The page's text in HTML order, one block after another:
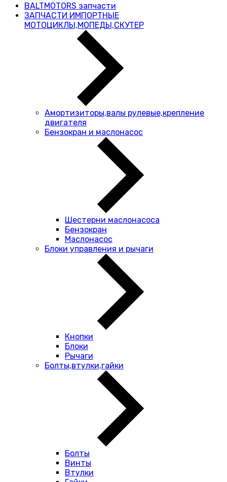
BALTMOTORS запчасти
ЗАПЧАСТИ ИМПОРТНЫЕ
МОТОЦИКЛЫ,МОПЕДЫ,СКУТЕР
Амортизиторы,валы рулевые,крепление
двигателя
Бензокран и маслонасос
Шестерни маслонасоса
Бензокран
Маслонасос
Блоки управления и рычаги
Кнопки
Блоки
Рычаги
Болты,втулки,гайки
Болты
Винты
Втулки